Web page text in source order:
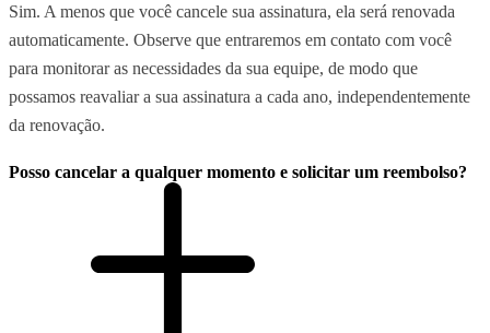
Sim. A menos que você cancele sua assinatura, ela será renovada
automaticamente. Observe que entraremos em contato com você
para monitorar as necessidades da sua equipe, de modo que
possamos reavaliar a sua assinatura a cada ano, independentemente
da renovação.
Posso cancelar a qualquer momento e solicitar um reembolso?